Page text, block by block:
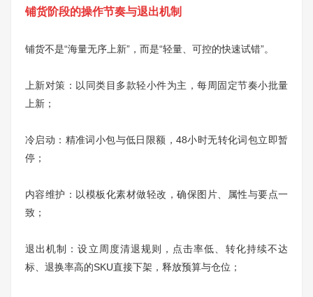
铺货阶段的操作节奏与退出机制
铺货不是“海量无序上新”，而是“轻量、可控的快速试错”。
上新对策：以同类目多款轻小件为主，每周固定节奏小批量
上新；
冷启动：精准词小包与低日限额，48小时无转化词包立即暂
停；
内容维护：以模板化素材做轻改，确保图片、属性与要点一
致；
退出机制：设立周度清退规则，点击率低、转化持续不达
标、退换率高的SKU直接下架，释放预算与仓位；